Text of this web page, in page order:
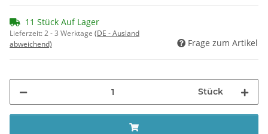
11 Stück Auf Lager
Lieferzeit:2 - 3 Werktage (DE - Ausland
abweichend)
Frage zum Artikel
Stück